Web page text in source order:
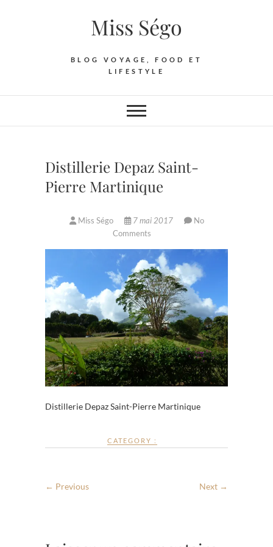
Miss Ségo
BLOG VOYAGE, FOOD ET
LIFESTYLE
Distillerie Depaz Saint-
Pierre Martinique
Miss Ségo 7 mai 2017
No
Comments
Distillerie Depaz Saint-Pierre Martinique
CATEGORY :
← Previous Next →